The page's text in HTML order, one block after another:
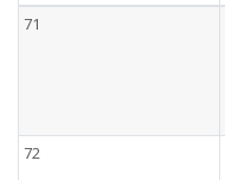
71
72